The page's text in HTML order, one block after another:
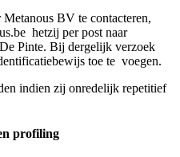
BV te contacteren,
hetzij per post naar
Pinte. Bij dergelijk verzoek
toe te voegen.
indien zij onredelijk repetitief
profiling